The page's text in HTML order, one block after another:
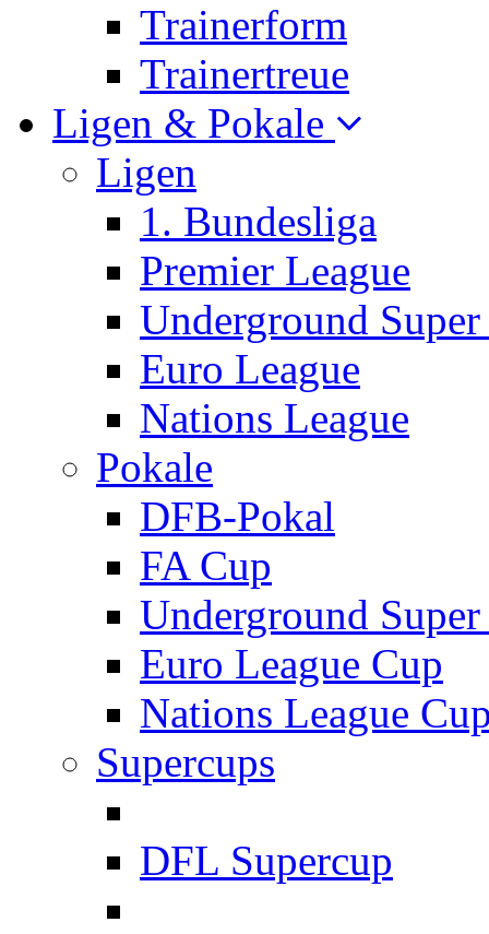
Trainerform
Trainertreue
Ligen & Pokale
Ligen
1. Bundesliga
Premier League
Underground
Euro League
Nations League
Pokale
DFB-Pokal
FA Cup
Underground
Euro League Cup
Nations League
Supercups
DFL Supercup